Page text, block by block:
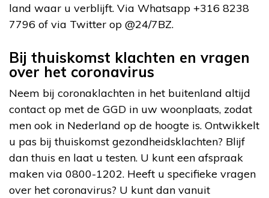
land waar u verblijft. Via Whatsapp +316 8238
7796 of via Twitter op @24/7BZ.
Bij thuiskomst klachten en vragen
over het coronavirus
Neem bij coronaklachten in het buitenland altijd
contact op met de GGD in uw woonplaats, zodat
men ook in Nederland op de hoogte is. Ontwikkelt
u pas bij thuiskomst gezondheidsklachten? Blijf
dan thuis en laat u testen. U kunt een afspraak
maken via 0800-1202. Heeft u specifieke vragen
over het coronavirus? U kunt dan vanuit